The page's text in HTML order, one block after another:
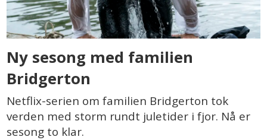
Ny sesong med familien
Bridgerton
Netflix-serien om familien Bridgerton tok
verden med storm rundt juletider i fjor. Nå er
sesong to klar.